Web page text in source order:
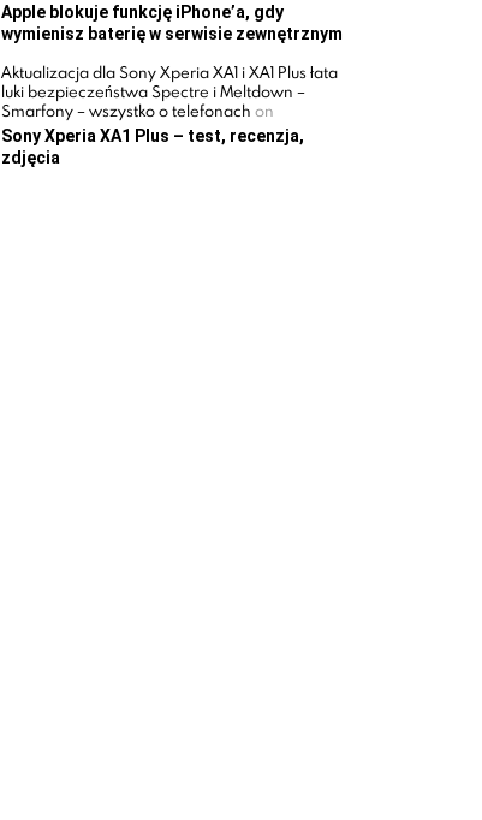
Apple blokuje funkcję iPhone’a, gdy
wymienisz baterię w serwisie zewnętrznym
Aktualizacja dla Sony Xperia XA1 i XA1 Plus łata
luki bezpieczeństwa Spectre i Meltdown –
Smarfony – wszystko o telefonach on
Sony Xperia XA1 Plus – test, recenzja,
zdjęcia